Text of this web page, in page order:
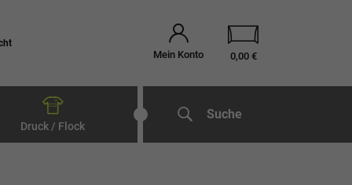
Mein Konto 0,00 €
Druck / Flock
Suche